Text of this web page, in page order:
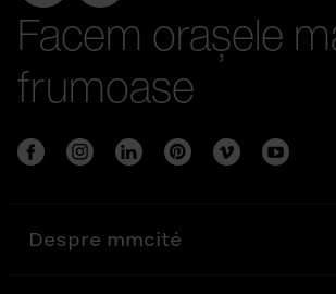
Facem orașele
frumoase
Despre mmcité